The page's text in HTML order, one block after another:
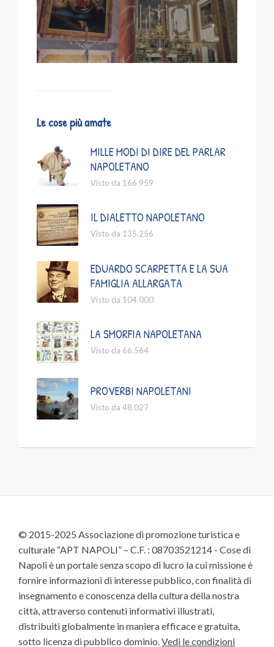
Le cose più amate
MILLE MODI DI DIRE DEL PARLAR
NAPOLETANO
Visto da 166.959
IL DIALETTO NAPOLETANO
Visto da 135.256
EDUARDO SCARPETTA E LA SUA
FAMIGLIA ALLARGATA
Visto da 104.000
LA SMORFIA NAPOLETANA
Visto da 66.564
PROVERBI NAPOLETANI
Visto da 48.027
© 2015-2025 Associazione di promozione turistica e
culturale “APT NAPOLI” – C.F. : 08703521214 - Cose di
Napoli è un portale senza scopo di lucro la cui missione è
fornire informazioni di interesse pubblico, con finalità di
insegnamento e conoscenza della cultura della nostra
città, attraverso contenuti informativi illustrati,
distribuiti globalmente in maniera efficace e gratuita,
sotto licenza di pubblico dominio. Vedi le condizioni